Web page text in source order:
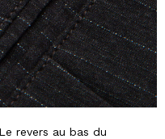
revers au bas du